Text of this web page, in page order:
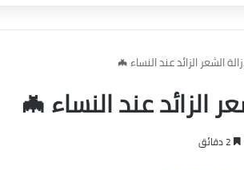
الشعر الزائد عند النساء 🦇
الزائد عند النساء 🦇